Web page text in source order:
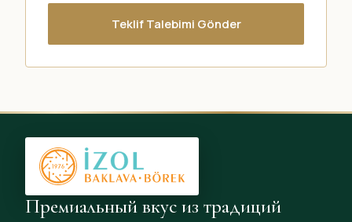
Teklif Talebimi Gönder
Премиальный вкус из традиций